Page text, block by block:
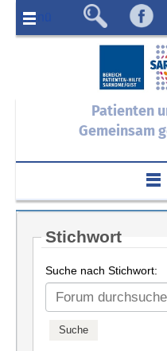
Menü
Patienten
Gemeinsam
Stichwort
Suche nach Stichwort: